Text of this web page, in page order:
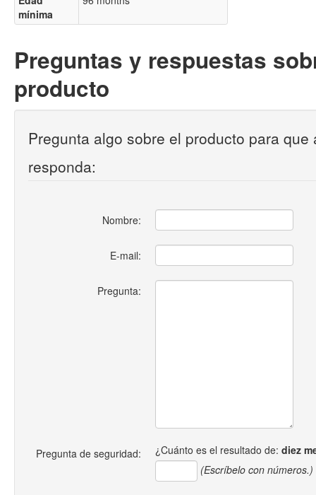
mínima
Preguntas y respuestas
producto
Pregunta algo sobre el producto para que
responda:
Nombre:
E-mail:
Pregunta:
Pregunta de seguridad: ¿Cuánto es el resultado de: diez
(Escríbelo con números.)